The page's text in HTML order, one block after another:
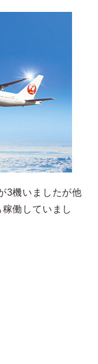
3機いましたが他
働していまし